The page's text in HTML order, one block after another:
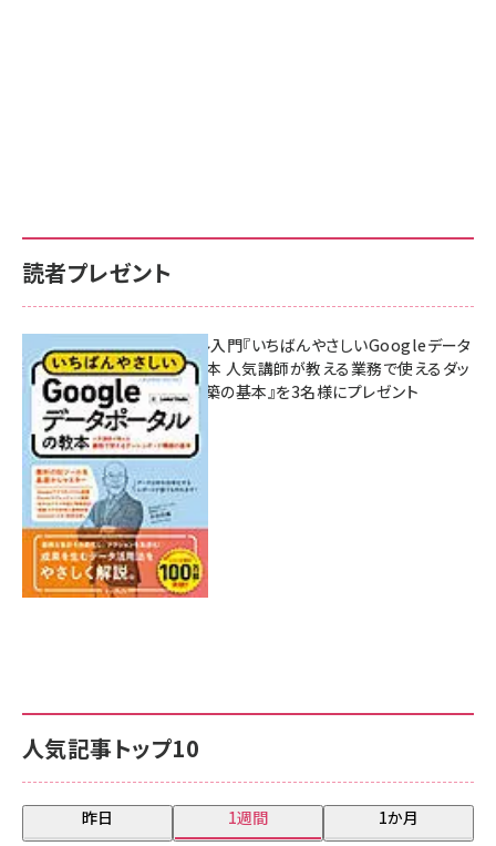
人気記事トップ10
昨日 1週間 1か月
読者プレゼント
無料BIツール入門『いちばんやさしいGoogleデータ
ポータルの教本 人気講師が教える業務で使えるダッ
シュボード構築の基本』を3名様にプレゼント
7月31日 10:00